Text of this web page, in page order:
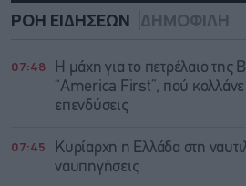
ΡΟΗ ΕΙΔΗΣΕΩΝ ΔΗΜΟΦΙΛΗ
07:48
Η μάχη για το πετρέλαιο της
“America First”, πού κολλάνε
επενδύσεις
07:45
Κυρίαρχη η Ελλάδα στη
ναυπηγήσεις